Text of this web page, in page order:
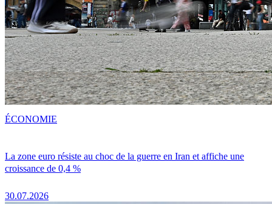
La zone euro résiste au choc de la guerre en Iran et affiche une
croissance de 0,4 %
30.07.2026
ÉCONOMIE